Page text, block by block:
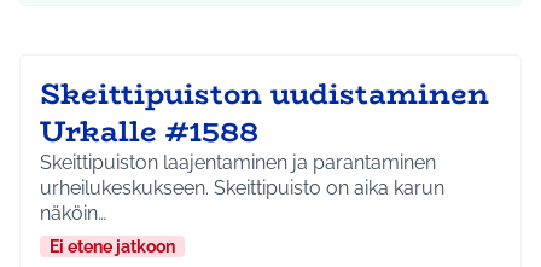
Skeittipuiston uudistaminen
Urkalle #1588
Skeittipuiston laajentaminen ja parantaminen
urheilukeskukseen. Skeittipuisto on aika karun
näköin…
Ei etene jatkoon